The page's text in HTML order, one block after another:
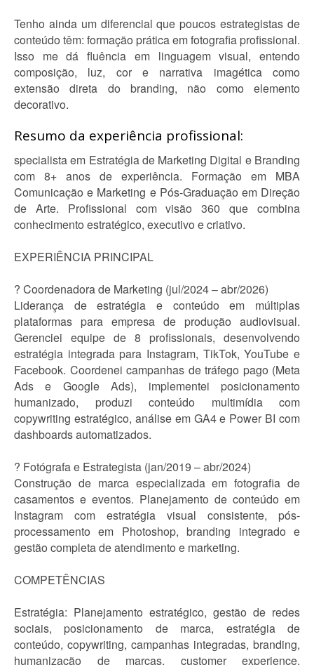
Tenho ainda um diferencial que poucos estrategistas de
conteúdo têm: formação prática em fotografia profissional.
Isso me dá fluência em linguagem visual, entendo
composição, luz, cor e narrativa imagética como
extensão direta do branding, não como elemento
decorativo.
Resumo da experiência profissional:
specialista em Estratégia de Marketing Digital e Branding
com 8+ anos de experiência. Formação em MBA
Comunicação e Marketing e Pós-Graduação em Direção
de Arte. Profissional com visão 360 que combina
conhecimento estratégico, executivo e criativo.
EXPERIÊNCIA PRINCIPAL
? Coordenadora de Marketing (jul/2024 – abr/2026)
Liderança de estratégia e conteúdo em múltiplas
plataformas para empresa de produção audiovisual.
Gerenciei equipe de 8 profissionais, desenvolvendo
estratégia integrada para Instagram, TikTok, YouTube e
Facebook. Coordenei campanhas de tráfego pago (Meta
Ads e Google Ads), implementei posicionamento
humanizado, produzi conteúdo multimídia com
copywriting estratégico, análise em GA4 e Power BI com
dashboards automatizados.
? Fotógrafa e Estrategista (jan/2019 – abr/2024)
Construção de marca especializada em fotografia de
casamentos e eventos. Planejamento de conteúdo em
Instagram com estratégia visual consistente, pós-
processamento em Photoshop, branding integrado e
gestão completa de atendimento e marketing.
COMPETÊNCIAS
Estratégia: Planejamento estratégico, gestão de redes
sociais, posicionamento de marca, estratégia de
conteúdo, copywriting, campanhas integradas, branding,
humanização de marcas, customer experience,